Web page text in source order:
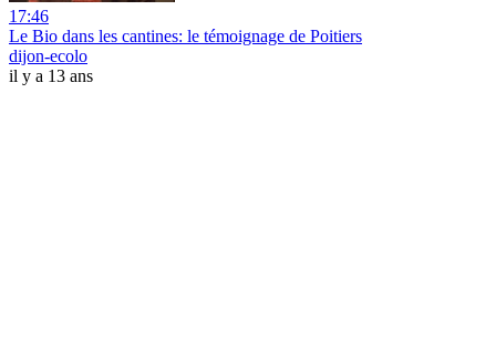
17:46
Le Bio dans les cantines: le témoignage de Poitiers
dijon-ecolo
il y a 13 ans